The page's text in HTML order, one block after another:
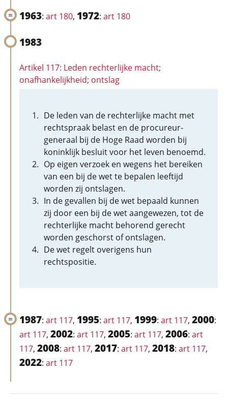
1963: art 180, 1972: art 180
1983
Artikel 117: Leden rechterlijke macht;
onafhankelijkheid; ontslag
De leden van de rechterlijke macht met
rechtspraak belast en de procureur-
generaal bij de Hoge Raad worden bij
koninklijk besluit voor het leven benoemd.
Op eigen verzoek en wegens het bereiken
van een bij de wet te bepalen leeftijd
worden zij ontslagen.
In de gevallen bij de wet bepaald kunnen
zij door een bij de wet aangewezen, tot de
rechterlijke macht behorend gerecht
worden geschorst of ontslagen.
De wet regelt overigens hun
rechtspositie.
1987: art 117, 1995: art 117, 1999: art 117, 2000:
art 117, 2002: art 117, 2005: art 117, 2006: art
117, 2008: art 117, 2017: art 117, 2018: art 117,
2022: art 117